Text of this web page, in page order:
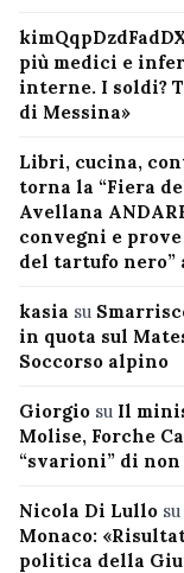
più medici e
interne. I soldi?
di Messina»
Libri, cucina,
torna la “Fiera
Avellana
convegni e
del tartufo nero”
kasia su
in quota sul
Soccorso alpino
Giorgio su Il
Molise, Forche
“svarioni” di non
Nicola Di Lullo su
Monaco:
politica della